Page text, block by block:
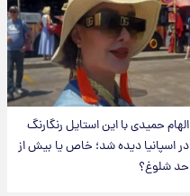
الهام حمیدی با این استایل رنگارنگ
در اسپانیا دیده شد؛ خاص یا بیش از
حد شلوغ؟